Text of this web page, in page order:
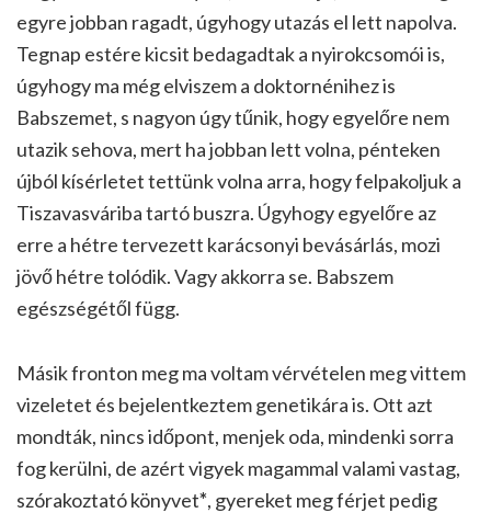
egyre jobban ragadt, úgyhogy utazás el lett napolva.
Tegnap estére kicsit bedagadtak a nyirokcsomói is,
úgyhogy ma még elviszem a doktornénihez is
Babszemet, s nagyon úgy tűnik, hogy egyelőre nem
utazik sehova, mert ha jobban lett volna, pénteken
újból kísérletet tettünk volna arra, hogy felpakoljuk a
Tiszavasváriba tartó buszra. Úgyhogy egyelőre az
erre a hétre tervezett karácsonyi bevásárlás, mozi
jövő hétre tolódik. Vagy akkorra se. Babszem
egészségétől függ.
Másik fronton meg ma voltam vérvételen meg vittem
vizeletet és bejelentkeztem genetikára is. Ott azt
mondták, nincs időpont, menjek oda, mindenki sorra
fog kerülni, de azért vigyek magammal valami vastag,
szórakoztató könyvet*, gyereket meg férjet pedig